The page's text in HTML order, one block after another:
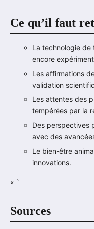
Ce qu’il faut
La technologie
encore
Les affirmations
validation
Les attentes des
tempérées par la
Des perspectives
avec des
Le bien-être
innovations.
« `
Sources